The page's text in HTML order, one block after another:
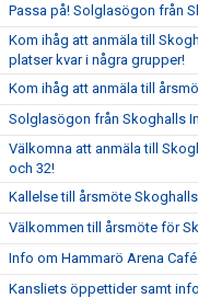
Passa på! Solglasögon från
Kom ihåg att anmäla till
platser kvar i några grupper!
Kom ihåg att anmäla till
Solglasögon från Skoghalls
Välkomna att anmäla till
och 32!
Kallelse till årsmöte
Välkommen till årsmöte för
Info om Hammarö Arena
Kansliets öppettider samt